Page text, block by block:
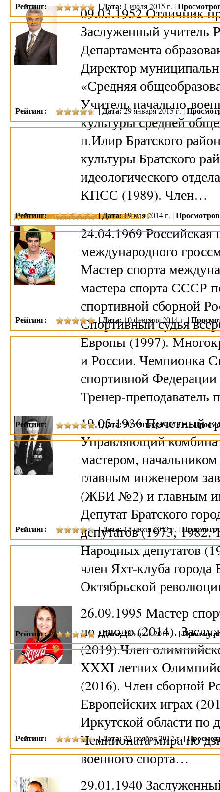
09.03.1952 Отличник
Заслуженный учитель
Департамента
Директор
«Средняя
Учитель начально-
культуры средней
п.Илир Братского
культуры Братского
идеологического
КПСС (1989). Член…
САВИНА (СУРОВА) НОНА ВАЛЕРЬЕВНА
24.04.1969
международного
Мастер спорта
мастера спорта СССР
спортивной сборной
Спортивный судья
Европы (1997).
и России. Чемпионка
спортивной
Тренер-
ГОГОЛИЦЫН АЛЕКСЕЙ ВЛАДИМИРОВИЧ
19.05.1936 Почетный
Управляющий
мастером,
главным инженером
(ЖБИ №2) и главным
Депутат Братского
депутатов (1973, 1982,
Народных депутатов
член Яхт-клуба города
Октябрьской
ДОЛГОВА ИРИНА ЮРЬЕВНА
26.09.1995 Мастер
по дзюдо (2014).
(2019).Член
XXXI летних
(2016). Член сборной
Европейских играх
Иркутской области по
Чемпионата мира по
военного спорта…
Рейтинг: |Дата: 1 июля 2015 г. |
ГЕНЗЕЛЬ ВЛАДИМИР ЛЕОНИДОВИЧ
29.01.1940
Рейтинг: |Дата:29 января 2015 г. |
ЕГОРОВ НИКОЛАЙ АЛЕКСЕЕВИЧ
Рейтинг: |Дата:19 мая 2014 г. |
Рейтинг: |Дата: 10 февраля 2014 г. |
Рейтинг: |Дата:30 сентября 2013 г. |
Рейтинг: |Дата:15 июля 2013 г. |
Рейтинг: |Дата:28 июня 2013 г. |
Рейтинг: |Дата:22 ноября 2012 г. |